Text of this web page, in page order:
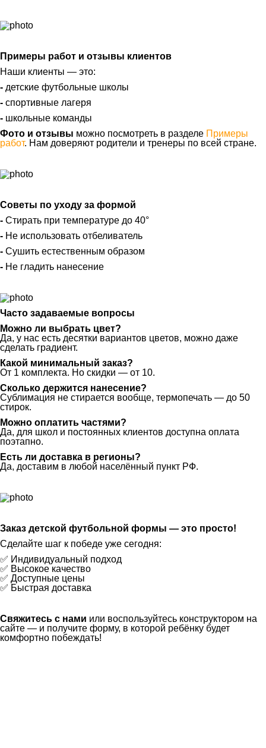
Примеры работ и отзывы клиентов
Наши клиенты — это:
- детские футбольные школы
- спортивные лагеря
- школьные команды
Фото и отзывы можно посмотреть в разделе Примеры
работ. Нам доверяют родители и тренеры по всей стране.
Советы по уходу за формой
- Стирать при температуре до 40°
- Не использовать отбеливатель
- Сушить естественным образом
- Не гладить нанесение
Часто задаваемые вопросы
Можно ли выбрать цвет?
Да, у нас есть десятки вариантов цветов, можно даже
сделать градиент.
Какой минимальный заказ?
От 1 комплекта. Но скидки — от 10.
Сколько держится нанесение?
Сублимация не стирается вообще, термопечать — до 50
стирок.
Можно оплатить частями?
Да, для школ и постоянных клиентов доступна оплата
поэтапно.
Есть ли доставка в регионы?
Да, доставим в любой населённый пункт РФ.
Заказ детской футбольной формы — это просто!
Сделайте шаг к победе уже сегодня:
✅ Индивидуальный подход
✅ Высокое качество
✅ Доступные цены
✅ Быстрая доставка
Свяжитесь с нами или воспользуйтесь конструктором на
сайте — и получите форму, в которой ребёнку будет
комфортно побеждать!